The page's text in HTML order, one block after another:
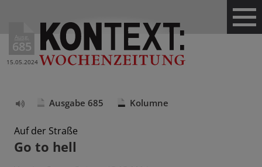
Ausg.
685
15.05.2024
vorlesen
Ausgabe 685 Kolumne
Auf der Straße
Go to hell